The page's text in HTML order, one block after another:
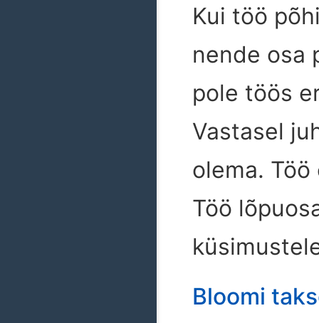
Kui töö
nende osa
pole töös
Vastasel
olema.
Töö
Bloomi